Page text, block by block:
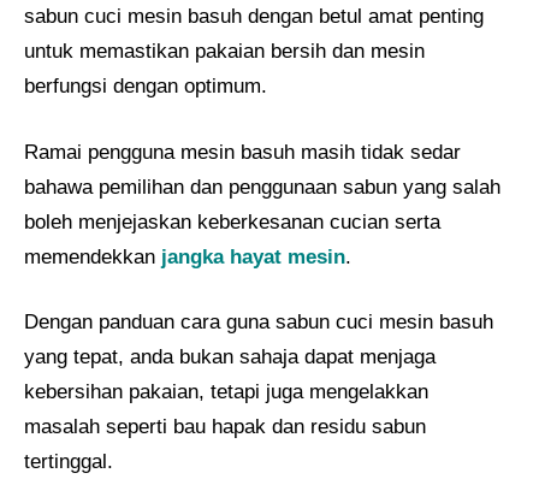
sabun cuci mesin basuh dengan betul amat penting
untuk memastikan pakaian bersih dan mesin
berfungsi dengan optimum.
Ramai pengguna mesin basuh masih tidak sedar
bahawa pemilihan dan penggunaan sabun yang salah
boleh menjejaskan keberkesanan cucian serta
memendekkan jangka hayat mesin.
Dengan panduan cara guna sabun cuci mesin basuh
yang tepat, anda bukan sahaja dapat menjaga
kebersihan pakaian, tetapi juga mengelakkan
masalah seperti bau hapak dan residu sabun
tertinggal.